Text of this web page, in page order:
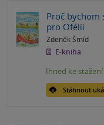
Proč bychom
pro Ofélii
Zdeněk Šmíd
E-kniha
Stáhnout
Ihned ke stažení